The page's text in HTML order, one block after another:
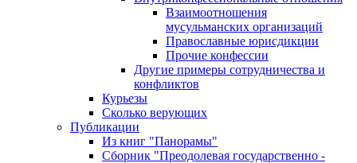
Взаимоотношения
мусульманских организаций
Православные юрисдикции
Прочие конфессии
Другие примеры сотрудничества и
конфликтов
Курьезы
Сколько верующих
Публикации
Из книг "Панорамы"
Сборник "Преодолевая государственно -